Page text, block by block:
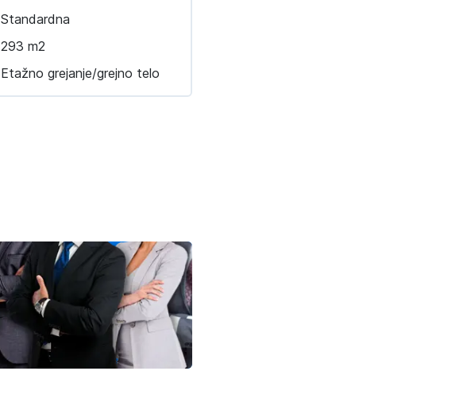
Standardna
293 m2
Etažno grejanje/grejno telo